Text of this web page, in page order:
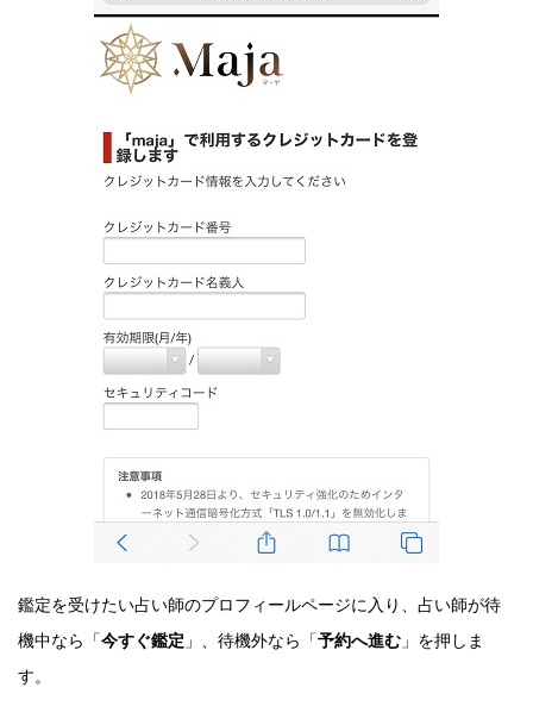
鑑定を受けたい占い師のプロフィールページに入り、占い師が待
機中なら「今すぐ鑑定 」、待機外なら「予約へ進む 」を押しま
す。